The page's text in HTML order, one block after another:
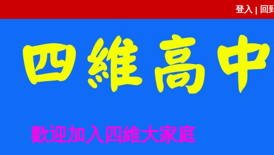
登入 | 回
歡迎加入四維大家庭